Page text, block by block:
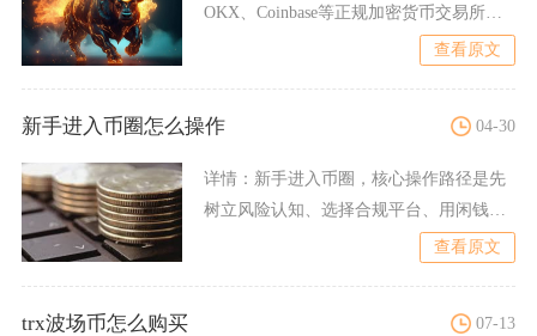
OKX、Coinbase等正规加密货币交易所完
查看原文
新手进入币圈怎么操作 04-30
详情： 新手进入币圈，核心操作路径是先
树立风险认知、选择合规平台、用闲钱小
查看原文
trx波场币怎么购买 07-13